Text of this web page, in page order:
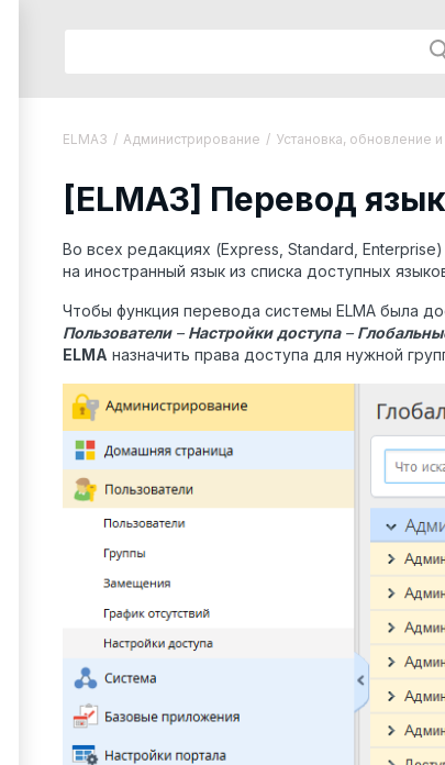
ELMA3 / Администрирование / Установка, обновление
[ELMA3] Перевод
Во всех редакциях (Express, Standard,
на иностранный язык из списка доступных
Чтобы функция перевода системы ELMA была
Пользователи– Настройки доступа–
ELMA назначить права доступа для нужной